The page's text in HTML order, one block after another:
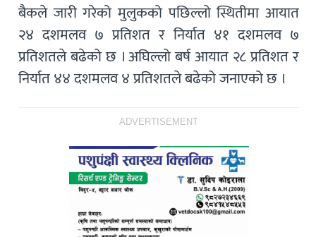
बैकले जारी गरेको मुलुकको पछिल्लो स्थितीमा आयात
२४ दशमलव ७ प्रतिशत र निर्यात ४१ दशमलव ७
प्रतिशतले बढेको छ । अघिल्लो बर्ष आयात २८ प्रतिशत र
निर्यात ४४ दशमलव ४ प्रतिशतले बढेको जनाएको छ ।
ADVERTISEMENT